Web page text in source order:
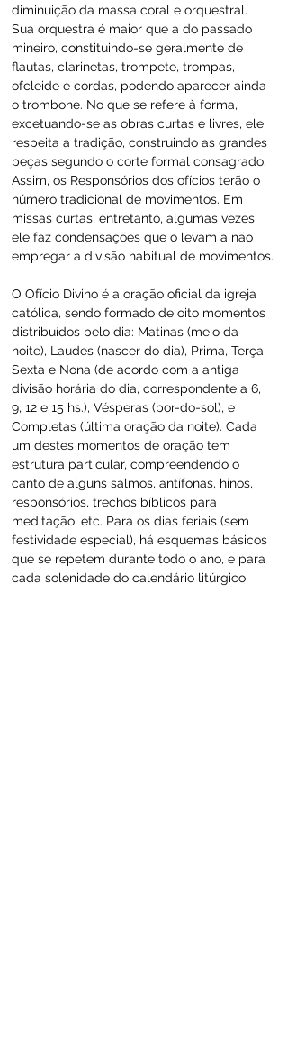
diminuição da massa coral e orquestral.
Sua orquestra é maior que a do passado
mineiro, constituindo-se geralmente de
flautas, clarinetas, trompete, trompas,
ofcleide e cordas, podendo aparecer ainda
o trombone. No que se refere à forma,
excetuando-se as obras curtas e livres, ele
respeita a tradição, construindo as grandes
peças segundo o corte formal consagrado.
Assim, os Responsórios dos ofícios terão o
número tradicional de movimentos. Em
missas curtas, entretanto, algumas vezes
ele faz condensações que o levam a não
empregar a divisão habitual de movimentos.
O Ofício Divino é a oração oficial da igreja
católica, sendo formado de oito momentos
distribuídos pelo dia: Matinas (meio da
noite), Laudes (nascer do dia), Prima, Terça,
Sexta e Nona (de acordo com a antiga
divisão horária do dia, correspondente a 6,
9, 12 e 15 hs.), Vésperas (por-do-sol), e
Completas (última oração da noite). Cada
um destes momentos de oração tem
estrutura particular, compreendendo o
canto de alguns salmos, antífonas, hinos,
responsórios, trechos bíblicos para
meditação, etc. Para os dias feriais (sem
festividade especial), há esquemas básicos
que se repetem durante todo o ano, e para
cada solenidade do calendário litúrgico